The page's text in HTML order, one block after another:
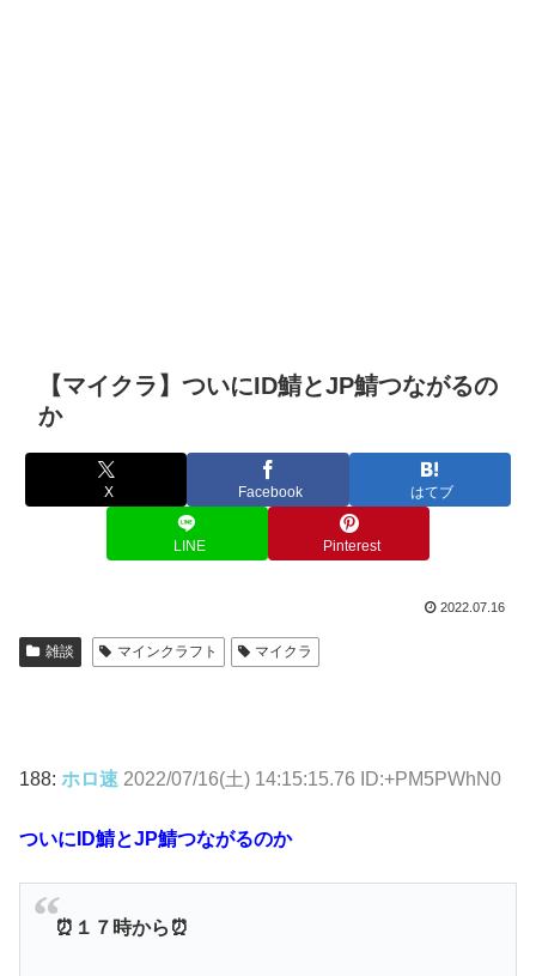
【マイクラ】ついにID鯖とJP鯖つながるの
か
X Facebook はてブ
LINE Pinterest
2022.07.16
雑談 マインクラフト マイクラ
188: ホロ速 2022/07/16(土) 14:15:15.76 ID:+PM5PWhN0
ついにID鯖とJP鯖つながるのか
⏰１７時から⏰